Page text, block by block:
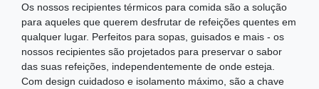
Os nossos recipientes térmicos para comida são a solução
para aqueles que querem desfrutar de refeições quentes em
qualquer lugar. Perfeitos para sopas, guisados e mais - os
nossos recipientes são projetados para preservar o sabor
das suas refeições, independentemente de onde esteja.
Com design cuidadoso e isolamento máximo, são a chave